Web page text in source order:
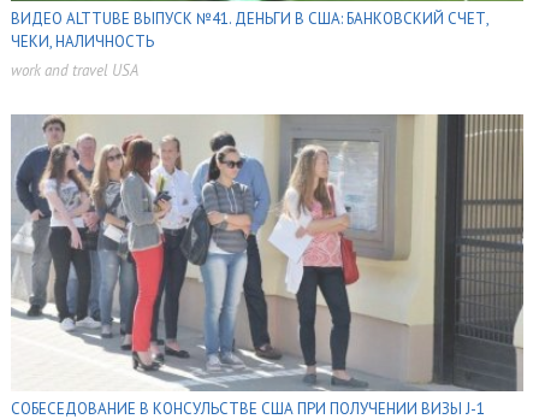
ВИДЕО ALTTUBE ВЫПУСК №41. ДЕНЬГИ В США: БАНКОВСКИЙ СЧЕТ,
ЧЕКИ, НАЛИЧНОСТЬ
work and travel USA
СОБЕСЕДОВАНИЕ В КОНСУЛЬСТВЕ США ПРИ ПОЛУЧЕНИИ ВИЗЫ J-1